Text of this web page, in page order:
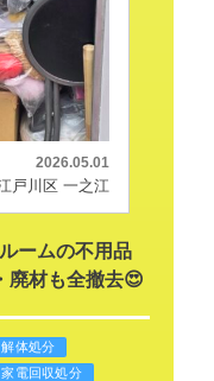
2026.05.01
戸川区 一之江
ームの不用品
廃材も全撤去😍
体処分
家電回収処分